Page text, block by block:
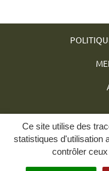
Ce site utilise des
statistiques d'utilisation
contrôler